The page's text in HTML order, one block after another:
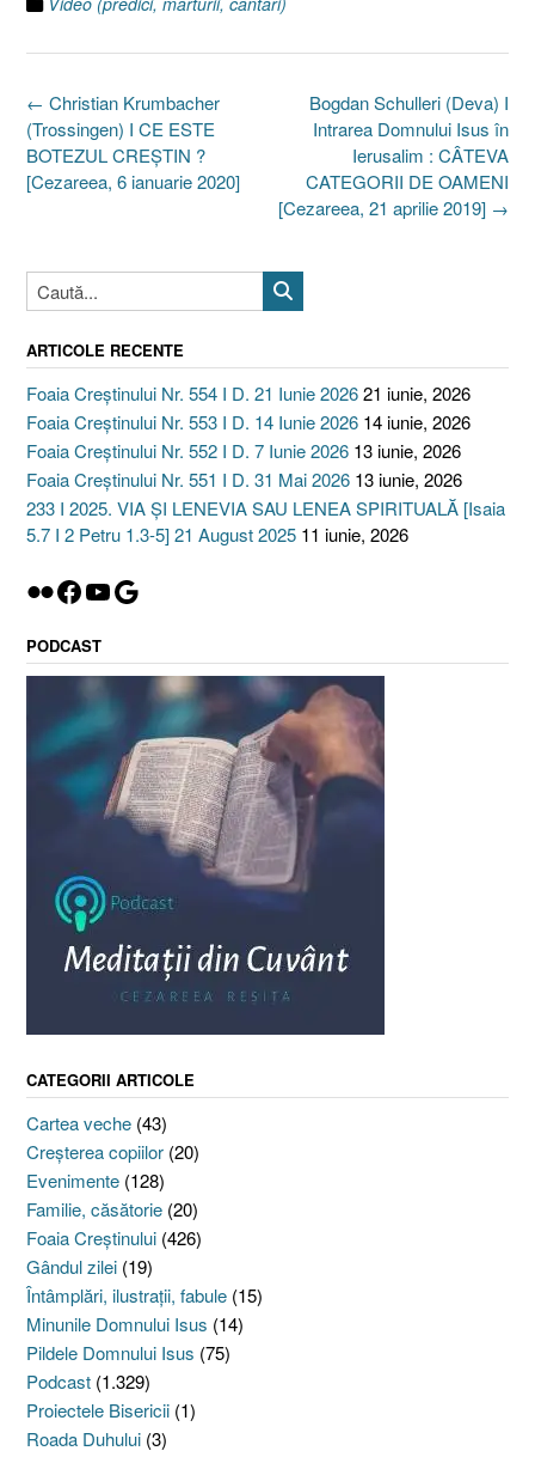
Post
navigation
Bogdan Schulleri (Deva) I
Intrarea Domnului Isus în
Ierusalim : CÂTEVA
CATEGORII DE OAMENI
[Cezareea, 21 aprilie 2019] →
← Christian Krumbacher
(Trossingen) I CE ESTE
BOTEZUL CREŞTIN ?
[Cezareea, 6 ianuarie 2020]
ARTICOLE RECENTE
Foaia Creștinului Nr. 554 I D. 21 Iunie 202621 iunie, 2026
Foaia Creștinului Nr. 553 I D. 14 Iunie 2026 14 iunie, 2026
Foaia Creștinului Nr. 552 I D. 7 Iunie 2026 13 iunie, 2026
Foaia Creștinului Nr. 551 I D. 31 Mai 2026 13 iunie, 2026
233 I 2025. VIA ȘI LENEVIA SAU LENEA SPIRITUALĂ [Isaia
5.7 I 2 Petru 1.3-5] 21 August 2025 11 iunie, 2026
Flickr
Facebook
YouTube
Google
PODCAST
CATEGORII ARTICOLE
Cartea veche (43)
Creşterea copiilor (20)
Evenimente (128)
Familie, căsătorie (20)
Foaia Creştinului (426)
Gândul zilei (19)
Întâmplări, ilustraţii, fabule (15)
Minunile Domnului Isus (14)
Pildele Domnului Isus (75)
Podcast (1.329)
Proiectele Bisericii (1)
Roada Duhului (3)